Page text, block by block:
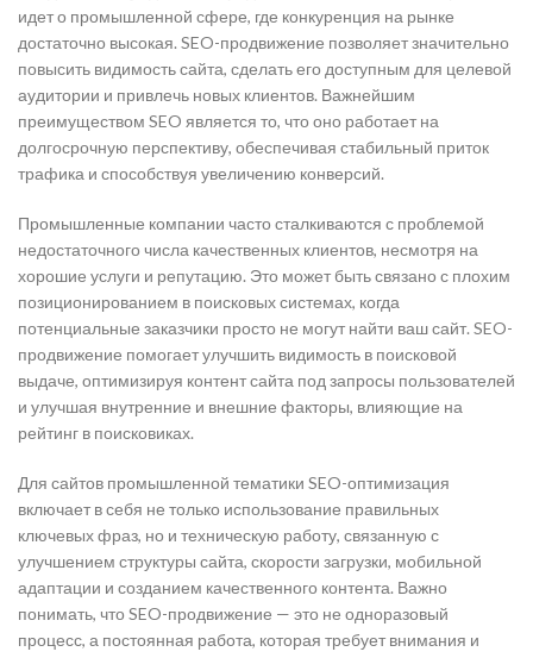
идет о промышленной сфере, где конкуренция на рынке
достаточно высокая. SEO-продвижение позволяет значительно
повысить видимость сайта, сделать его доступным для целевой
аудитории и привлечь новых клиентов. Важнейшим
преимуществом SEO является то, что оно работает на
долгосрочную перспективу, обеспечивая стабильный приток
трафика и способствуя увеличению конверсий.
Промышленные компании часто сталкиваются с проблемой
недостаточного числа качественных клиентов, несмотря на
хорошие услуги и репутацию. Это может быть связано с плохим
позиционированием в поисковых системах, когда
потенциальные заказчики просто не могут найти ваш сайт. SEO-
продвижение помогает улучшить видимость в поисковой
выдаче, оптимизируя контент сайта под запросы пользователей
и улучшая внутренние и внешние факторы, влияющие на
рейтинг в поисковиках.
Для сайтов промышленной тематики SEO-оптимизация
включает в себя не только использование правильных
ключевых фраз, но и техническую работу, связанную с
улучшением структуры сайта, скорости загрузки, мобильной
адаптации и созданием качественного контента. Важно
понимать, что SEO-продвижение — это не одноразовый
процесс, а постоянная работа, которая требует внимания и